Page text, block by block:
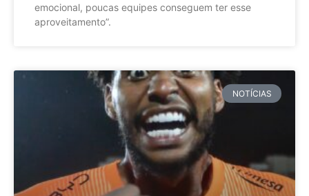
emocional, poucas equipes conseguem ter esse
aproveitamento”.
NOTÍCIAS